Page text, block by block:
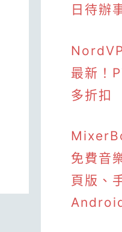
日待辦
最新！
多折扣
免費音
頁版、
Android